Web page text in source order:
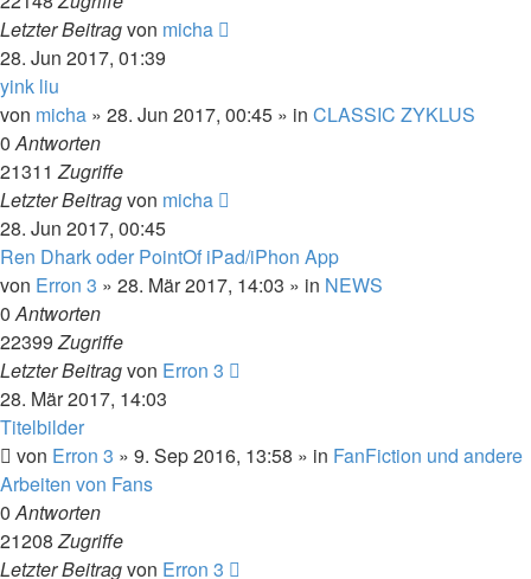
Letzter Beitragvon micha
28. Jun 2017, 01:39
yink liu
von micha » 28. Jun 2017, 00:45 » in CLASSIC ZYKLUS
0Antworten
21311Zugriffe
Letzter Beitragvon micha
28. Jun 2017, 00:45
Ren Dhark oder PointOf iPad/iPhon App
von Erron 3 » 28. Mär 2017, 14:03 » in NEWS
0Antworten
22399Zugriffe
Letzter Beitragvon Erron 3
28. Mär 2017, 14:03
Titelbilder
von Erron 3 » 9. Sep 2016, 13:58 » in FanFiction und andere
Arbeiten von Fans
0Antworten
21208Zugriffe
Letzter Beitragvon Erron 3